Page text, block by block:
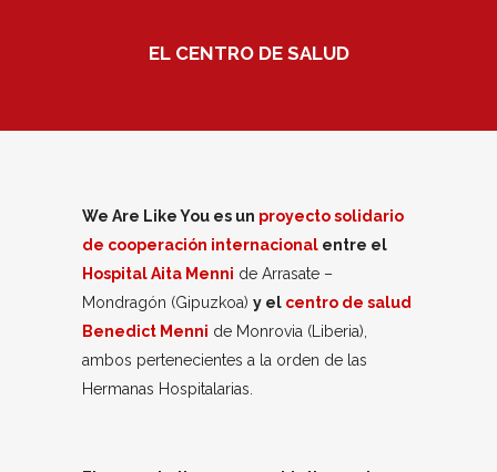
EL CENTRO DE SALUD
We Are Like You es un proyecto solidario
de cooperación internacional entre el
Hospital Aita Menni de Arrasate –
Mondragón (Gipuzkoa) y el centro de salud
Benedict Menni de Monrovia (Liberia),
ambos pertenecientes a la orden de las
Hermanas Hospitalarias.